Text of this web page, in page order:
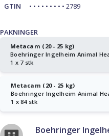
GTIN
• • • • • • • • • 2789
PAKNINGER
Metacam (20 - 25 kg)
Boehringer Ingelheim Animal
1 x 7 stk
Metacam (20 - 25 kg)
Boehringer Ingelheim Animal
1 x 84 stk
Boehringer